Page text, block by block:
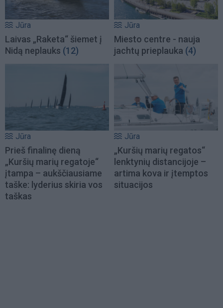
Jūra
Laivas „Raketa“ šiemet į
Nidą neplauks (12)
Jūra
Miesto centre - nauja
jachtų prieplauka (4)
Jūra
Prieš finalinę dieną
„Kuršių marių regatoje“
įtampa – aukščiausiame
taške: lyderius skiria vos
taškas
Jūra
„Kuršių marių regatos“
lenktynių distancijoje –
artima kova ir įtemptos
situacijos